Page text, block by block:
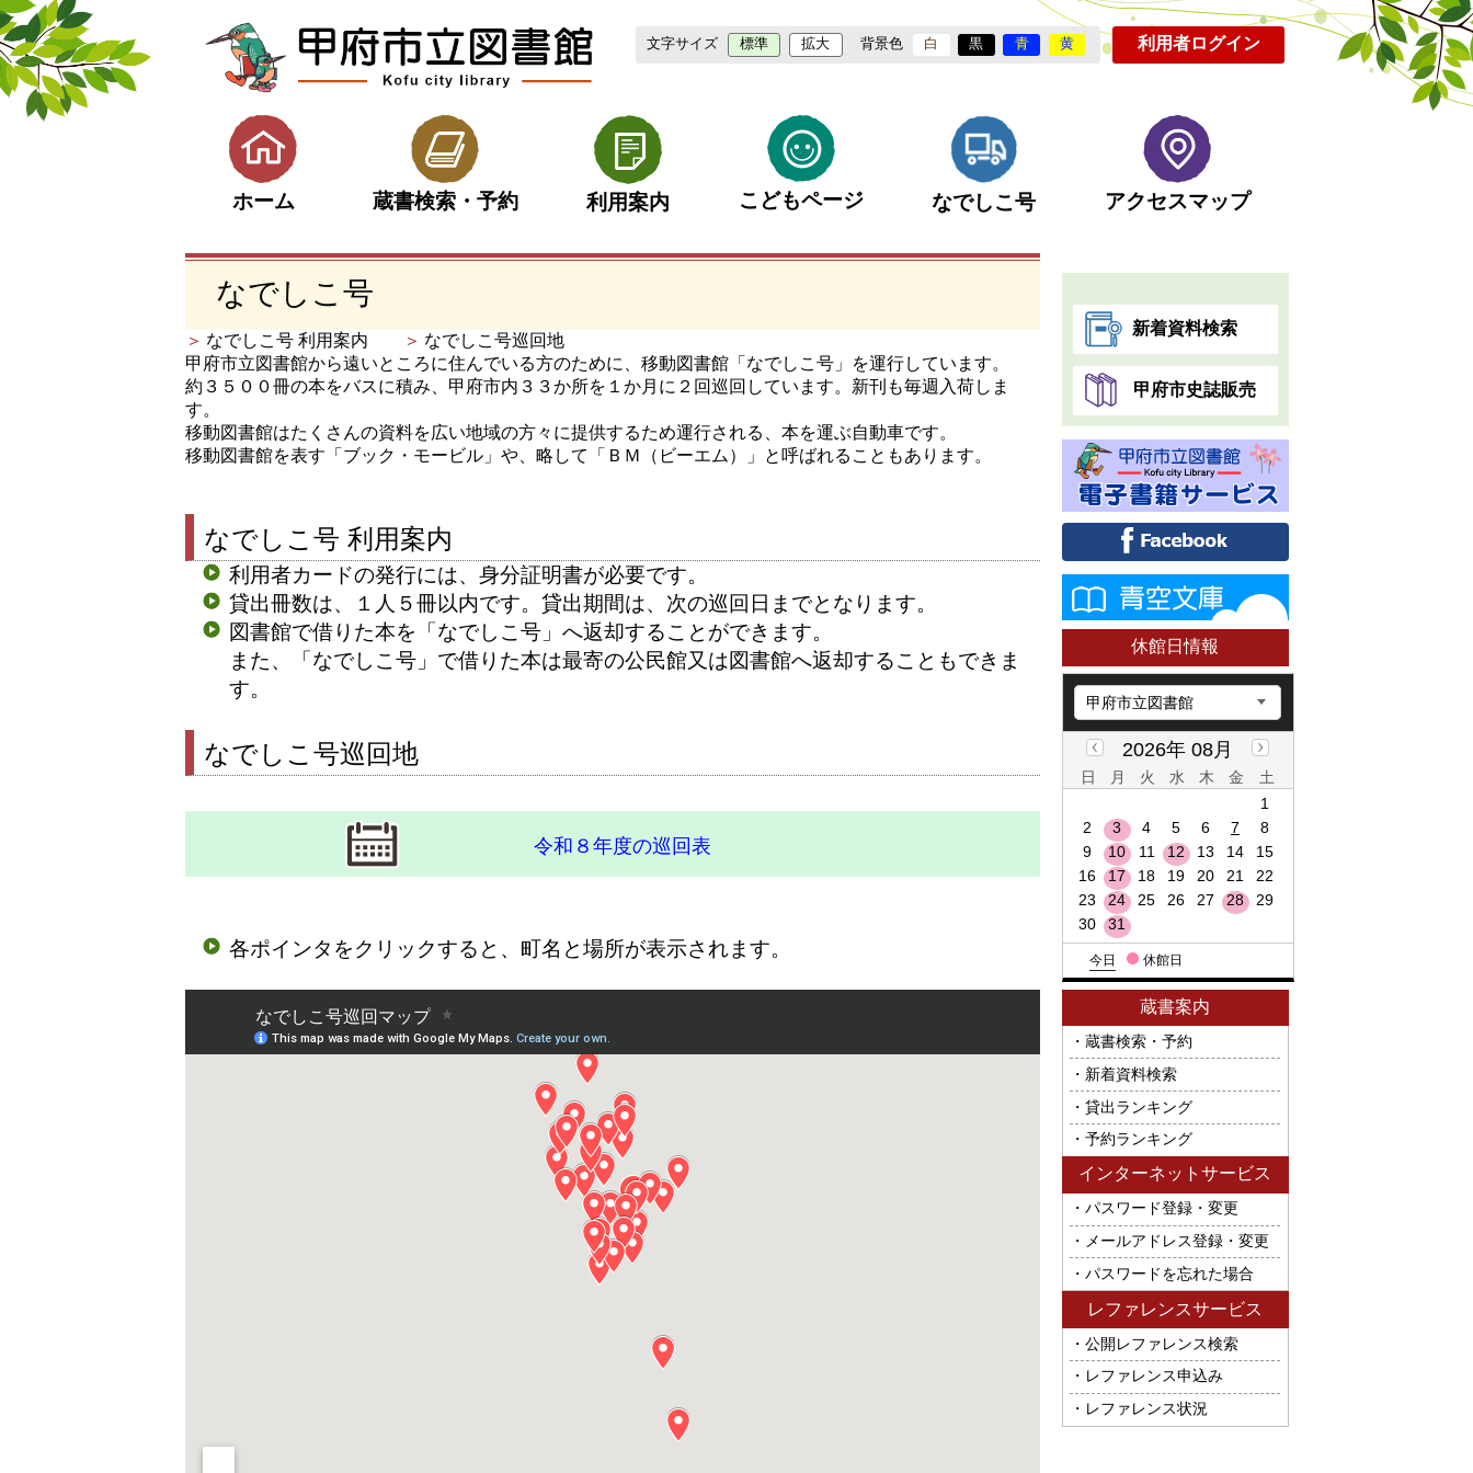
文字サイズ 標準 拡大 背景色 白 黒 青 黄 利用者ログイン
ホーム 蔵書検索・予約 利用案内 こどもページ なでしこ号 アクセスマップ
なでしこ号
なでしこ号 利用案内
なでしこ号巡回地
甲府市立図書館から遠いところに住んでいる方のために、移動図書館「なでしこ号」を運行しています。
約３５００冊の本をバスに積み、甲府市内３３か所を１か月に２回巡回しています。新刊も毎週入荷しま
す。
移動図書館はたくさんの資料を広い地域の方々に提供するため運行される、本を運ぶ自動車です。
移動図書館を表す「ブック・モービル」や、略して「ＢＭ（ビーエム）」と呼ばれることもあります。
なでしこ号 利用案内
利用者カードの発行には、身分証明書が必要です。
貸出冊数は、１人５冊以内です。貸出期間は、次の巡回日までとなります。
図書館で借りた本を「なでしこ号」へ返却することができます。
また、「なでしこ号」で借りた本は最寄の公民館又は図書館へ返却することもできま
す。
なでしこ号巡回地
令和８年度の巡回表
各ポインタをクリックすると、町名と場所が表示されます。
新着資料検索
甲府市史誌販売
休館日情報
2026年 08月
日 月 火 水 木 金
土
1
2
3 4 5 6 7
8
9
10 11 12 13 14
15
16
17 18 19 20 21
22
23
24 25 26 27 28
29
30
31
今日 休館日
蔵書案内
蔵書検索・予約
新着資料検索
貸出ランキング
予約ランキング
インターネットサービス
パスワード登録・変更
メールアドレス登録・変更
パスワードを忘れた場合
レファレンスサービス
公開レファレンス検索
レファレンス申込み
レファレンス状況